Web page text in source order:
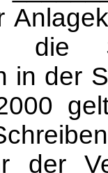
in der
der